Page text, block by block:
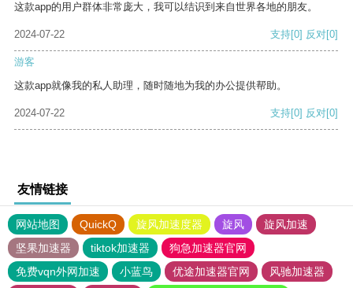
这款app的用户群体非常庞大，我可以结识到来自世界各地的朋友。
2024-07-22 支持[0] 反对[0]
游客
这款app就像我的私人助理，随时随地为我的办公提供帮助。
2024-07-22 支持[0] 反对[0]
友情链接
网站地图 QuickQ 旋风加速度器 旋风
旋风加速
坚果加速器
tiktok加速器
狗急加速器官网
免费vqn外网加速
小蓝鸟 优途加速器官网
风驰加速器